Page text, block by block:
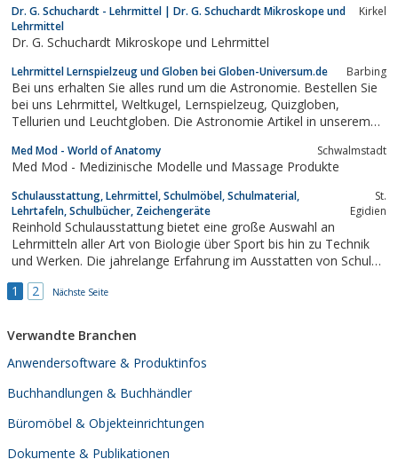
Tragebügel für Gehhilfen.* Skelette, Torsen,...
Dr. G. Schuchardt - Lehrmittel | Dr. G. Schuchardt Mikroskope und
Lehrmittel
Kirkel
Dr. G. Schuchardt Mikroskope und Lehrmittel
Lehrmittel Lernspielzeug und Globen bei Globen-Universum.de Barbing
Bei uns erhalten Sie alles rund um die Astronomie. Bestellen Sie
bei uns Lehrmittel, Weltkugel, Lernspielzeug, Quizgloben,
Tellurien und Leuchtgloben. Die Astronomie Artikel in unserem
unserem Onlineshop auch Wanduhren, Sonnenuhren, Funkuhren,
Quartzuhren und...
Med Mod - World of Anatomy Schwalmstadt
Med Mod - Medizinische Modelle und Massage Produkte
Schulausstattung, Lehrmittel, Schulmöbel, Schulmaterial,
Lehrtafeln, Schulbücher, Zeichengeräte
St.
Egidien
Reinhold Schulausstattung bietet eine große Auswahl an
Lehrmitteln aller Art von Biologie über Sport bis hin zu Technik
und Werken. Die jahrelange Erfahrung im Ausstatten von Schulen
kompetente und sichere Arbeitsweise des Reinhold Teams.
1 2 Nächste Seite
Verwandte Branchen
Anwendersoftware & Produktinfos
Buchhandlungen & Buchhändler
Büromöbel & Objekteinrichtungen
Dokumente & Publikationen